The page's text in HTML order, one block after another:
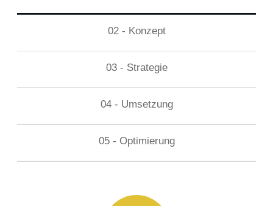
02 - Konzept
03 - Strategie
04 - Umsetzung
05 - Optimierung